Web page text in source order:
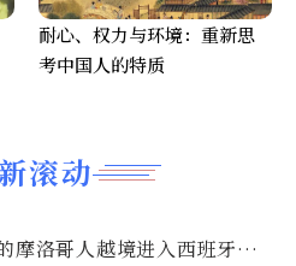
滚动
摩洛哥人越境进入西班牙休
耐心、权力与环境：重新思
考中国人的特质